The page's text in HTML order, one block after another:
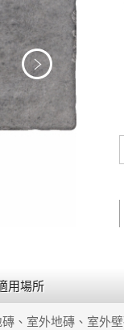
用場所
、室外地磚、室外